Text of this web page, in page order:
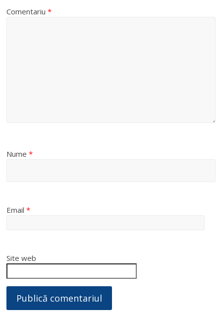
Comentariu*
Nume*
Email*
Site web